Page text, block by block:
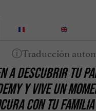
A DESCUBRIR TU
Y VIVE UN
CON TU